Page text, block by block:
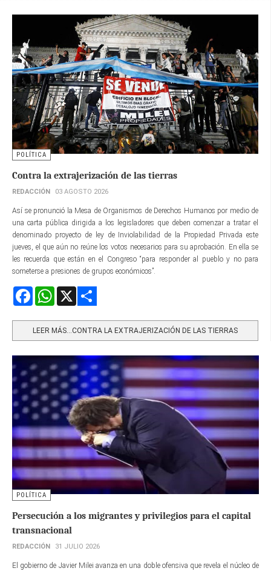
POLÍTICA
Contra la extrajerización de las tierras
REDACCIÓN 03 AGOSTO 2026
Así se pronunció la Mesa de Organismos de Derechos Humanos por medio de
una carta pública dirigida a los legisladores que deben comenzar a tratar el
denominado proyecto de ley de Inviolabilidad de la Propiedad Privada este
jueves, el que aún no reúne los votos necesarios para su aprobación. En ella se
les recuerda que están en el Congreso “para responder al pueblo y no para
someterse a presiones de grupos económicos”.
FacebookWhatsApp
LEER MÁS…CONTRA LA EXTRAJERIZACIÓN DE LAS TIERRAS
POLÍTICA
Persecución a los migrantes y privilegios para el capital
transnacional
REDACCIÓN 31 JULIO 2026
El gobierno de Javier Milei avanza en una doble ofensiva que revela el núcleo de